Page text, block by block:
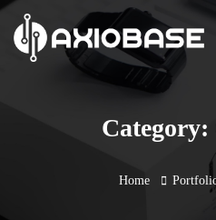
Category:
Home